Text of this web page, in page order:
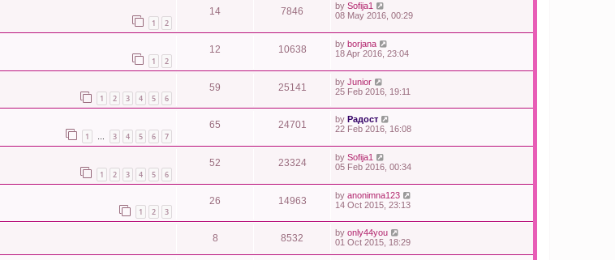
1 2
14 7846 by Sofija1
08 May 2016, 00:29
1 2
12 10638 by borjana
18 Apr 2016, 23:04
1 2 3 4 5 6
59 25141 by Junior
25 Feb 2016, 19:11
1 … 3 4 5 6 7
65 24701 by Радост
22 Feb 2016, 16:08
1 2 3 4 5 6
52 23324 by Sofija1
05 Feb 2016, 00:34
1 2 3
26 14963 by anonimna123
14 Oct 2015, 23:13
8 8532 by only44you
01 Oct 2015, 18:29